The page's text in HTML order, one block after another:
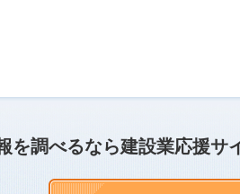
を調べるなら建設業応援サ